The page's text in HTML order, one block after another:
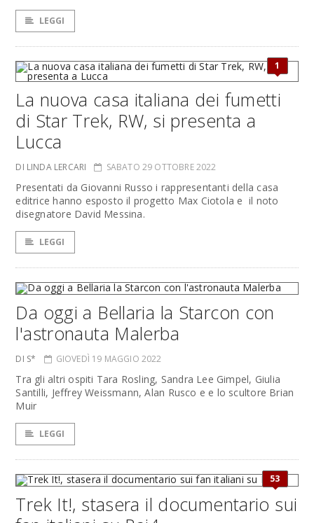
LEGGI
1
La nuova casa italiana dei fumetti
di Star Trek, RW, si presenta a
Lucca
DI LINDA LERCARI SABATO 29 OTTOBRE 2022
Presentati da Giovanni Russo i rappresentanti della casa
editrice hanno esposto il progetto Max Ciotola e il noto
disegnatore David Messina.
LEGGI
Da oggi a Bellaria la Starcon con
l'astronauta Malerba
DI S* GIOVEDÌ 19 MAGGIO 2022
Tra gli altri ospiti Tara Rosling, Sandra Lee Gimpel, Giulia
Santilli, Jeffrey Weissmann, Alan Rusco e e lo scultore Brian
Muir
LEGGI
53
Trek It!, stasera il documentario sui